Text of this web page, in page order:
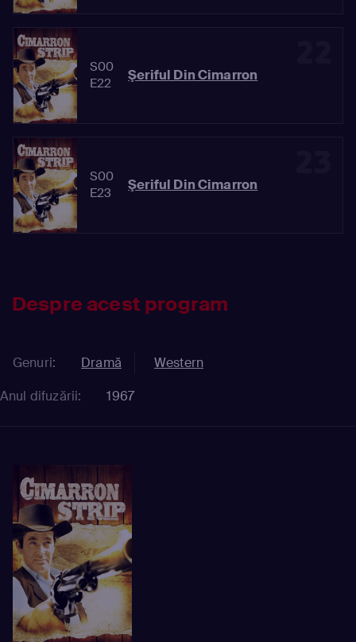
S00
E22
Şeriful Din Cimarron
S00
E23
Şeriful Din Cimarron
Despre acest program
Genuri: Dramă
Western
Anul difuzării:
1967